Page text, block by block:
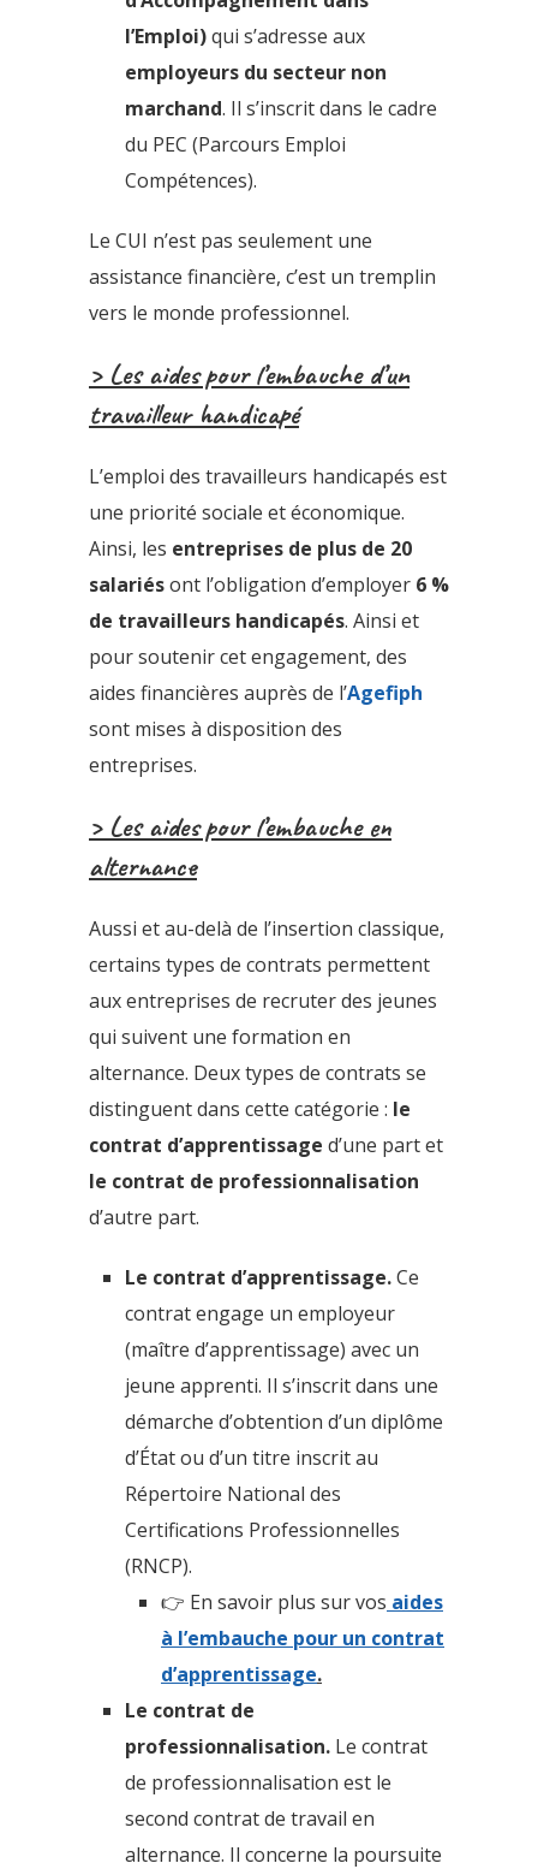
l’Emploi)qui s’adresse aux
employeurs du secteur non
marchand. Il s’inscrit dans le cadre
du PEC (Parcours Emploi
Compétences).
Le CUI n’est pas seulement une
assistance financière, c’est un tremplin
vers le monde professionnel.
> Les aides pour l’embauche d’un
travailleur handicapé
L’emploi des travailleurs handicapés est
une priorité sociale et économique.
Ainsi, les entreprises de plus de 20
salariésont l’obligation d’employer 6 %
de travailleurs handicapés. Ainsi et
pour soutenir cet engagement, des
aides financières auprès de l’Agefiph
sont mises à disposition des
entreprises.
> Les aides pour l’embauche en
alternance
Aussi et au-delà de l’insertion classique,
certains types de contrats permettent
aux entreprises de recruter des jeunes
qui suivent une formation en
alternance. Deux types de contrats se
distinguent dans cette catégorie : le
contrat d’apprentissage d’une part et
le contrat de professionnalisation
d’autre part.
Le contrat d’apprentissage.Ce
contrat engage un employeur
(maître d’apprentissage) avec un
jeune apprenti. Il s’inscrit dans une
démarche d’obtention d’un diplôme
d’État ou d’un titre inscrit au
Répertoire National des
Certifications Professionnelles
(RNCP).
👉 En savoir plus sur vos aides
à l’embauche pour un contrat
d’apprentissage.
Le contrat de
professionnalisation. Le contrat
de professionnalisation est le
second contrat de travail en
alternance. Il concerne la poursuite